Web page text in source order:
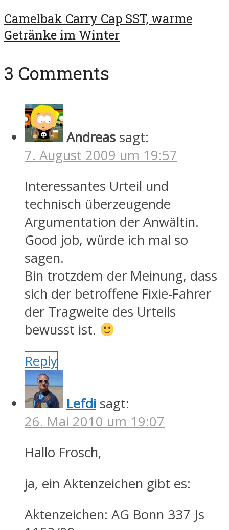
Camelbak Carry Cap SST, warme
Getränke im Winter
3 Comments
Andreas sagt:
7. August 2009 um 19:57
Interessantes Urteil und
technisch überzeugende
Argumentation der Anwältin.
Good job, würde ich mal so
sagen.
Bin trotzdem der Meinung, dass
sich der betroffene Fixie-Fahrer
der Tragweite des Urteils
bewusst ist.
Reply
Lefdi sagt:
26. Mai 2010 um 19:07
Hallo Frosch,
ja, ein Aktenzeichen gibt es:
Aktenzeichen: AG Bonn 337 Js